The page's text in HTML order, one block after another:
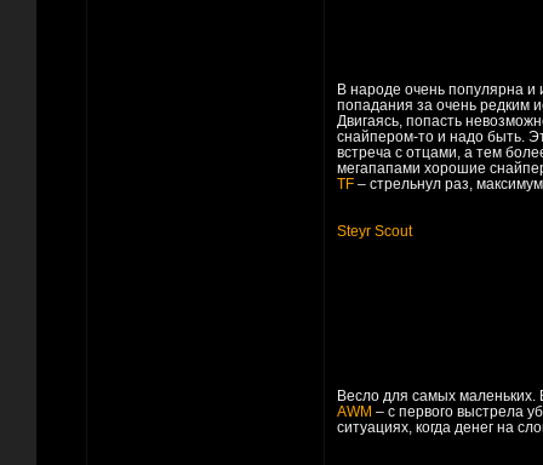
В народе очень популярна и
попадания за очень редким
Двигаясь, попасть
снайпером-то и надо быть.
встреча с отцами, а тем
мегапапами хорошие
TF – стрельнул раз,
Steyr Scout
Весло для самых маленьких.
AWM – с первого выстрела
ситуациях, когда денег на